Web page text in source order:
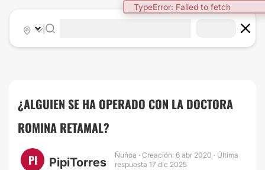
TypeError: Failed to fetch
|
¿ALGUIEN SE HA OPERADO CON LA DOCTORA
ROMINA RETAMAL?
PI PipiTorres
Ñuñoa · Creación: 6 abr 2020 · Última
respuesta 17 dic 2025